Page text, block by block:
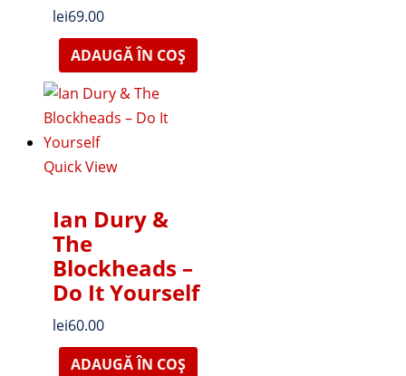
lei69.00
ADAUGĂ ÎN COȘ
Quick View
Ian Dury &
The
Blockheads –
Do It Yourself
lei60.00
ADAUGĂ ÎN COȘ